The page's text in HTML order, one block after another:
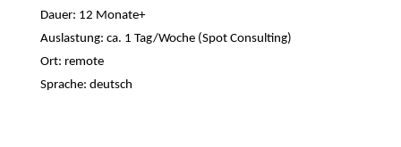
Dauer: 12 Monate+
Auslastung: ca. 1 Tag/Woche (Spot Consulting)
Ort: remote
Sprache: deutsch